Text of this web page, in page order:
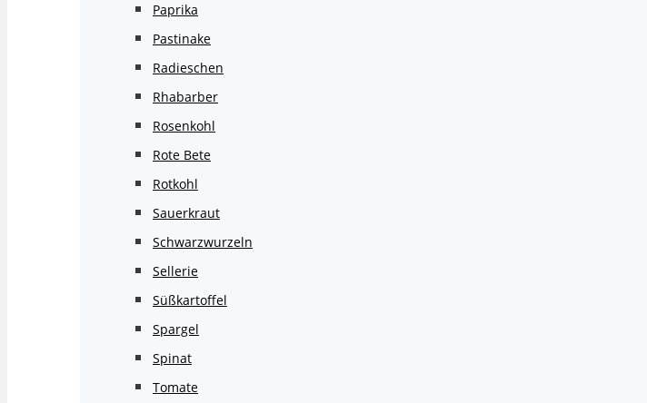
Paprika
Pastinake
Radieschen
Rhabarber
Rosenkohl
Rote Bete
Rotkohl
Sauerkraut
Schwarzwurzeln
Sellerie
Süßkartoffel
Spargel
Spinat
Tomate